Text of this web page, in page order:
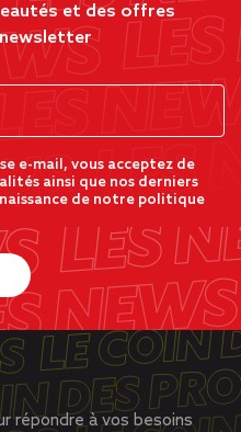
et des offres
e-mail, vous acceptez de
ainsi que nos derniers
de notre politique
répondre à vos besoins